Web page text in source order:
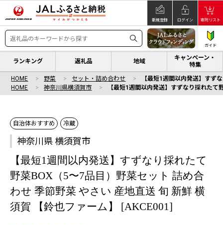
新規登録 ログイン 寄附リスト
ガイド
ランキング 返礼品 地域
キャンペーン・
特集
HOME 野菜 セット・詰め合わせ
【最短1週間以内発送】すず
HOME
神奈川県横須賀市 【最短1週間以内発送】すずなり採れた
自治体おすすめ 冷蔵
神奈川県 横須賀市
【最短1週間以内発送】すずなり採れたて
野菜BOX（5〜7品目）野菜セット 詰め合
わせ 季節野菜 やさい 産地直送 旬 新鮮 横
須賀 【鈴也ファーム】 [AKCE001]